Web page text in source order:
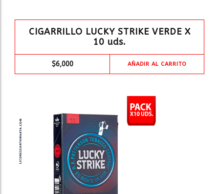
CIGARRILLO LUCKY STRIKE VERDE X
10 uds.
$6,000 AÑADIR AL CARRITO